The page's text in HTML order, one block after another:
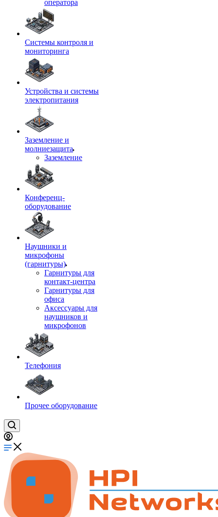
оператора
Системы контроля и
мониторинга
Устройства и системы
электропитания
Заземление и
молниезащита
Заземление
Конференц-
оборудование
Наушники и
микрофоны
(гарнитуры)
Гарнитуры для
контакт-центра
Гарнитуры для
офиса
Аксессуары для
наушников и
микрофонов
Телефония
Прочее оборудование